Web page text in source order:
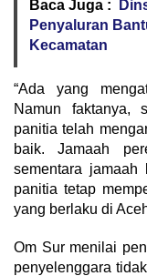
Baca Juga :
Penyaluran
Kecamatan
“Ada yang
Namun faktanya,
panitia telah
baik. Jamaah
sementara
panitia tetap
yang berlaku di
Om Sur menilai
penyelenggara